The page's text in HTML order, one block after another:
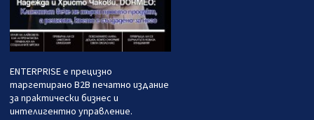
ENTERPRISE е прецизно
таргетирано B2B печатно издание
за практически бизнес и
интелигентно управление.